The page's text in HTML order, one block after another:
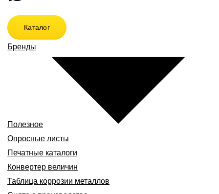
Каталог
Бренды
Полезное
Опросные листы
Печатные каталоги
Конвертер величин
Таблица коррозии металлов